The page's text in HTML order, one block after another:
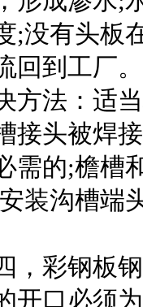
;没有头板
回到工厂。
方法：适
接头被焊
需的;檐槽
装沟槽端
，彩钢板
开口必须